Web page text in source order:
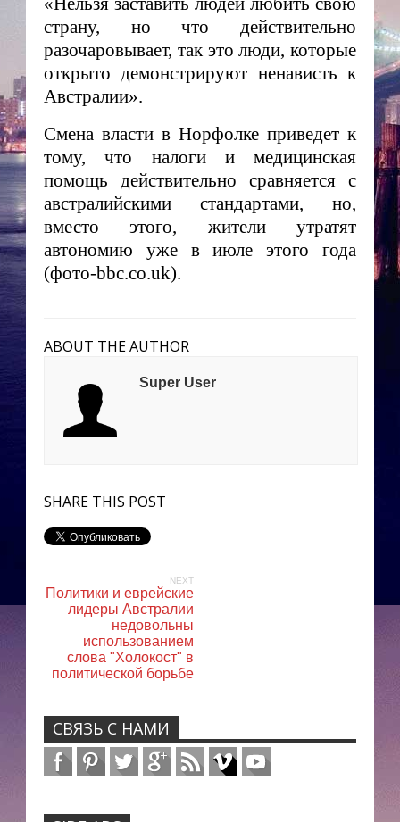
страну, но что действительно
разочаровывает, так это люди, которые
открыто демонстрируют ненависть к
Австралии».
Смена власти в Норфолке приведет к
тому, что налоги и медицинская
помощь действительно сравняется с
австралийскими стандартами, но,
вместо этого, жители утратят
автономию уже в июле этого года
(фото-bbc.co.uk).
ABOUT THE AUTHOR
Super User
SHARE THIS POST
NEXT
Политики и еврейские
лидеры Австралии
недовольны
использованием
слова "Холокост" в
политической борьбе
СВЯЗЬ С НАМИ